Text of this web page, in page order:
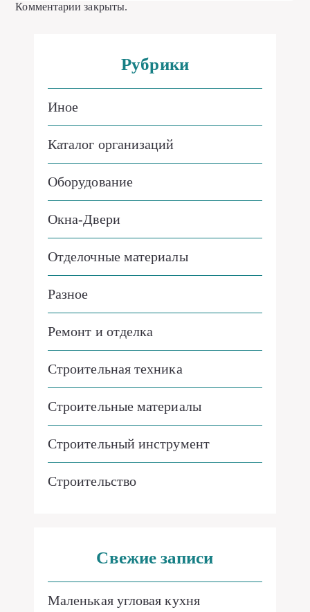
Комментарии закрыты.
Рубрики
Иное
Каталог организаций
Оборудование
Окна-Двери
Отделочные материалы
Разное
Ремонт и отделка
Строительная техника
Строительные материалы
Строительный инструмент
Строительство
Свежие записи
Маленькая угловая кухня